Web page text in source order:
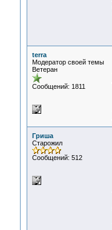
terra
Модератор своей темы
Ветеран
Сообщений: 1811
Гриша
Старожил
Сообщений: 512